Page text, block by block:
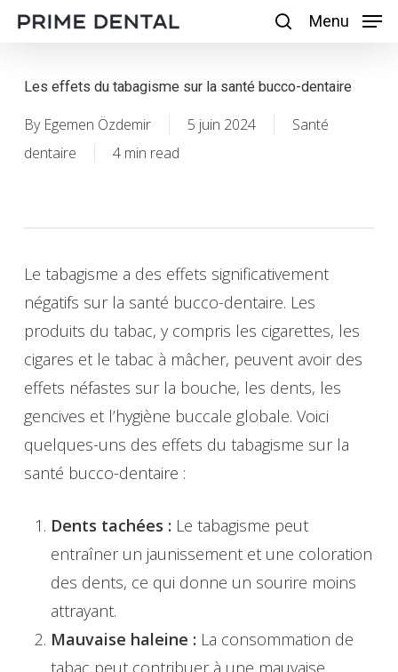
Skip
content
Menu
Les effets du tabagisme sur la santé bucco-dentaire
By Egemen Özdemir 5 juin 2024
Santé
dentaire
4 min read
Le tabagisme a des effets significativement
négatifs sur la santé bucco-dentaire. Les
produits du tabac, y compris les cigarettes, les
cigares et le tabac à mâcher, peuvent avoir des
effets néfastes sur la bouche, les dents, les
gencives et l’hygiène buccale globale. Voici
quelques-uns des effets du tabagisme sur la
santé bucco-dentaire :
Dents tachées : Le tabagisme peut
entraîner un jaunissement et une coloration
des dents, ce qui donne un sourire moins
attrayant.
Mauvaise haleine : La consommation de
tabac peut contribuer à une mauvaise
Menu